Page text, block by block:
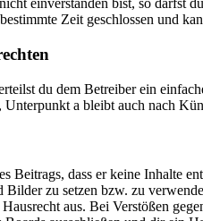
einverstanden bist, so darfst
Zeit geschlossen und
du dem Betreiber ein
a bleibt auch nach
Beitrags, dass er keine Inhalte
zu setzen bzw. zu
aus. Bei Verstößen